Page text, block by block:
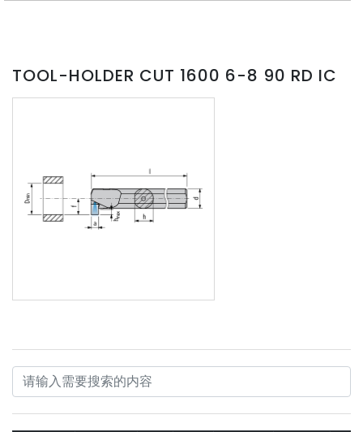
TOOL-HOLDER CUT 1600 6-8 90 RD IC